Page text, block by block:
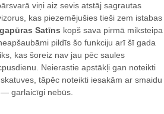
viņi aiz sevis atstāj sagrautas
kas piezemējušies tieši zem istabas
Satīns kopš sava pirmā miksteipa
pildīs šo funkciju arī šī gada
kas šoreiz nav jau pēc saules
Neierastie apstākļi gan noteikti
tāpēc noteikti iesakām ar smaidu
garlaicīgi nebūs.